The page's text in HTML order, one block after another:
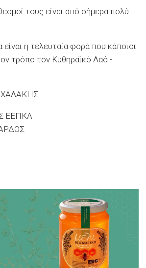
τους είναι από σήμερα πολύ
είναι η τελευταία φορά που κάποιοι
τρόπο τον Κυθηραϊκό Λαό.-
ΕΕΠΚΑ